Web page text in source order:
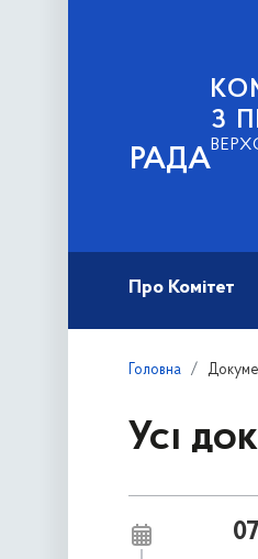
РАДА
З
Про Комітет
Головна
Усі